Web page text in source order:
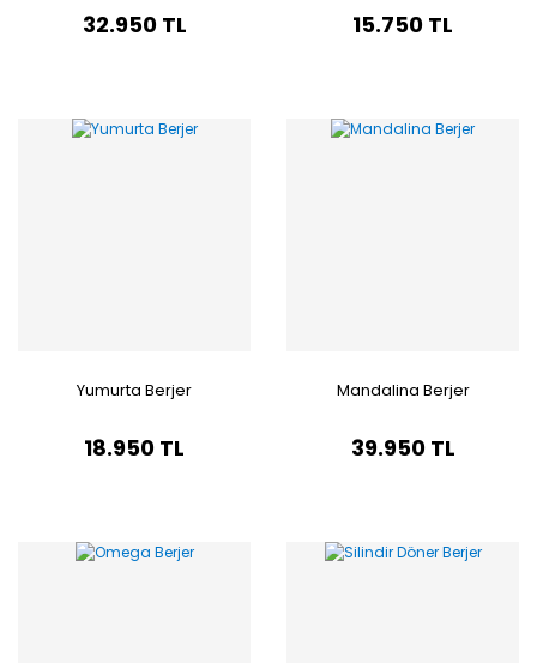
32.950 TL 15.750 TL
Yumurta Berjer
18.950 TL
Mandalina Berjer
39.950 TL